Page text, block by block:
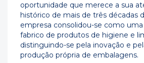
oportunidade que merece a sua
histórico de mais de três décadas
empresa consolidou-se como
fabrico de produtos de higiene e
distinguindo-se pela inovação e
produção própria de embalagens.